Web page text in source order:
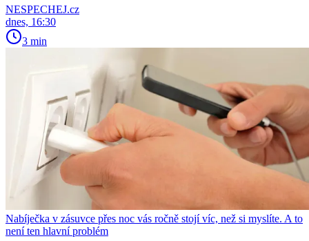
NESPECHEJ.cz
dnes, 16:30
3 min
Nabíječka v zásuvce přes noc vás ročně stojí víc, než si myslíte. A to
není ten hlavní problém